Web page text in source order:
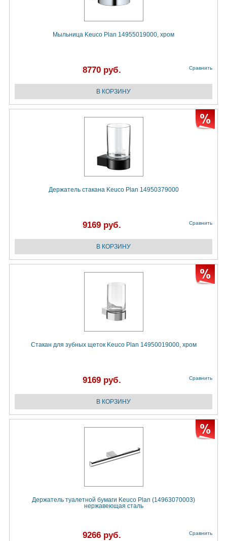
Мыльница Keuco Plan 14955019000, хром
8770 руб. Сравнить
Держатель стакана Keuco Plan 14950379000
9169 руб. Сравнить
Стакан для зубных щеток Keuco Plan 14950019000, хром
9169 руб. Сравнить
Держатель туалетной бумаги Keuco Plan (14963070003)
нержавеющая сталь
9266 руб. Сравнить